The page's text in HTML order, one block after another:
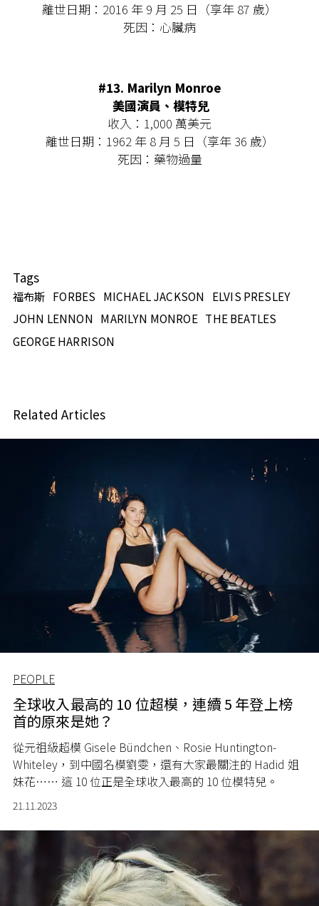
離世日期：2016 年 9 月 25 日（享年 87 歲）
死因：心臟病
#13. Marilyn Monroe
美國演員、模特兒
收入：1,000 萬美元
離世日期：1962 年 8 月 5 日（享年 36 歲）
死因：藥物過量
Tags
福布斯 FORBES MICHAEL JACKSON ELVIS PRESLEY
JOHN LENNON MARILYN MONROE THE BEATLES
GEORGE HARRISON
Related Articles
PEOPLE
全球收入最高的 10 位超模，連續 5 年登上榜
首的原來是她？
從元祖級超模 Gisele Bündchen、Rosie Huntington-
Whiteley，到中國名模劉雯，還有大家最關注的 Hadid 姐
妹花⋯⋯ 這 10 位正是全球收入最高的 10 位模特兒。
21.11.2023